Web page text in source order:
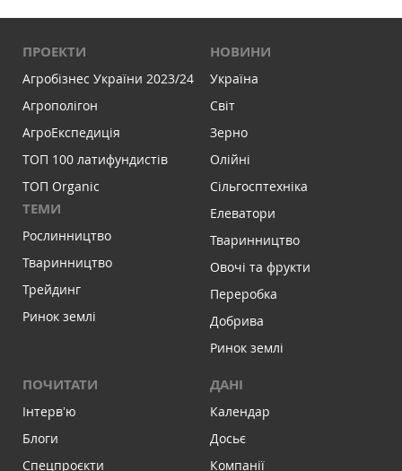
ПРОЕКТИ
Агробізнес України 2023/24
Агрополігон
АгроЕкспедиція
ТОП 100 латифундистів
ТОП Organic
ТЕМИ
Рослинництво
Тваринництво
Трейдинг
Ринок землі
НОВИНИ
Україна
Світ
Зерно
Олійні
Сільгосптехніка
Елеватори
Тваринництво
Овочі та фрукти
Переробка
Добрива
Ринок землі
ПОЧИТАТИ
Інтервʼю
Блоги
Спецпроєкти
ДАНІ
Календар
Досьє
Компанії